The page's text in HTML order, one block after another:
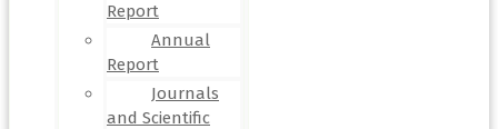
Report
Annual
Report
Journals
and Scientific